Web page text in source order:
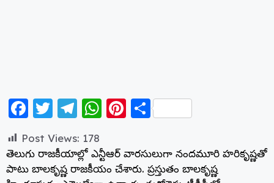
F
c
e
T
w
itt
er
T
e
g
W
a
ts
Pi
er
e
S
a
re
Post Views: 178
తెలుగు రాజకీయాల్లో ఎన్టీఆర్ వారసులుగా నందమూరి హరికృష్ణతో
పాటు బాలకృష్ణ రాజకీయం చేశారు. ప్రస్తుతం బాలకృష్ణ